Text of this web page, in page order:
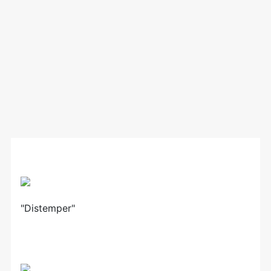
"Distemper"